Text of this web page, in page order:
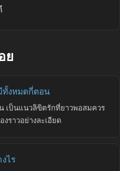
ย
ทั้งหมดกี่ตอน
เป็นแนวลิขิตรักที่ยาวพอสมควร
ราวอย่างละเอียด
ไร